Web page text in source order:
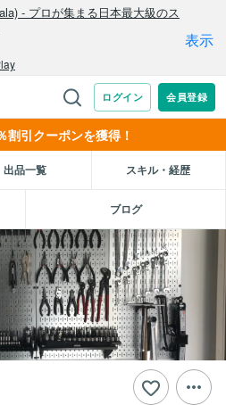
割引クーポンを獲得！
出品一覧 スキル・経歴
ブログ